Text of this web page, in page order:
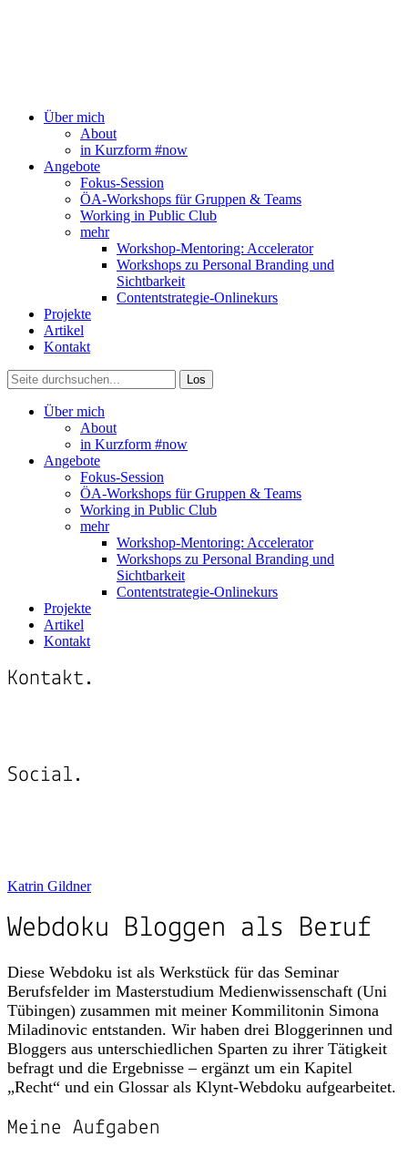
Über mich
About
in Kurzform #now
Angebote
Fokus-Session
ÖA-Workshops für Gruppen & Teams
Working in Public Club
mehr
Workshop-Mentoring: Accelerator
Workshops zu Personal Branding und
Sichtbarkeit
Contentstrategie-Onlinekurs
Projekte
Artikel
Kontakt
Über mich
About
in Kurzform #now
Angebote
Fokus-Session
ÖA-Workshops für Gruppen & Teams
Working in Public Club
mehr
Workshop-Mentoring: Accelerator
Workshops zu Personal Branding und
Sichtbarkeit
Contentstrategie-Onlinekurs
Projekte
Artikel
Kontakt
Kontakt.
Social.
Katrin Gildner
Webdoku Bloggen als Beruf
Diese Webdoku ist als Werkstück für das Seminar
Berufsfelder im Masterstudium Medienwissenschaft (Uni
Tübingen) zusammen mit meiner Kommilitonin Simona
Miladinovic entstanden. Wir haben drei Bloggerinnen und
Bloggers aus unterschiedlichen Sparten zu ihrer Tätigkeit
befragt und die Ergebnisse – ergänzt um ein Kapitel
„Recht“ und ein Glossar als Klynt-Webdoku aufgearbeitet.
Meine Aufgaben